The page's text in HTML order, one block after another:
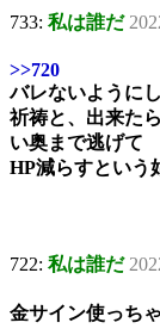
733: 私は誰だ
>>720
バレないように
祈祷と、出来た
い奥まで逃げて
HP減らすという
722: 私は誰だ
金サイン使っち